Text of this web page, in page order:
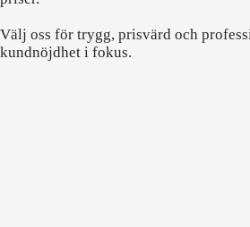
Välj oss för trygg, prisvärd och
kundnöjdhet i fokus.